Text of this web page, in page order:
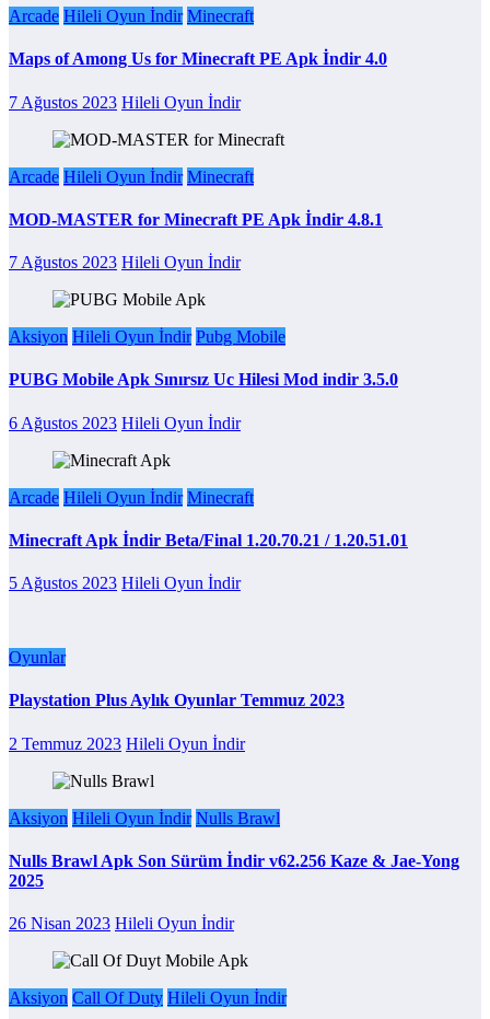
Arcade Hileli Oyun İndir Minecraft
Maps of Among Us for Minecraft PE Apk İndir 4.0
7 Ağustos 2023 Hileli Oyun İndir
Arcade Hileli Oyun İndir Minecraft
MOD-MASTER for Minecraft PE Apk İndir 4.8.1
7 Ağustos 2023 Hileli Oyun İndir
Aksiyon Hileli Oyun İndir Pubg Mobile
PUBG Mobile Apk Sınırsız Uc Hilesi Mod indir 3.5.0
6 Ağustos 2023 Hileli Oyun İndir
Arcade Hileli Oyun İndir Minecraft
Minecraft Apk İndir Beta/Final 1.20.70.21 / 1.20.51.01
5 Ağustos 2023 Hileli Oyun İndir
Oyunlar
Playstation Plus Aylık Oyunlar Temmuz 2023
2 Temmuz 2023 Hileli Oyun İndir
Aksiyon Hileli Oyun İndir Nulls Brawl
Nulls Brawl Apk Son Sürüm İndir v62.256 Kaze & Jae-Yong
2025
26 Nisan 2023 Hileli Oyun İndir
Aksiyon Call Of Duty Hileli Oyun İndir